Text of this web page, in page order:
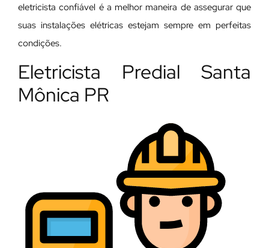
eletricista confiável é a melhor maneira de assegurar que
suas instalações elétricas estejam sempre em perfeitas
condições.
Eletricista Predial Santa
Mônica PR